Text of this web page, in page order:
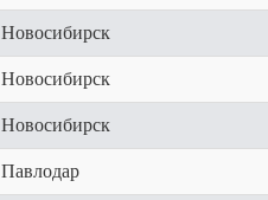
Новосибирск
Новосибирск
Новосибирск
Павлодар